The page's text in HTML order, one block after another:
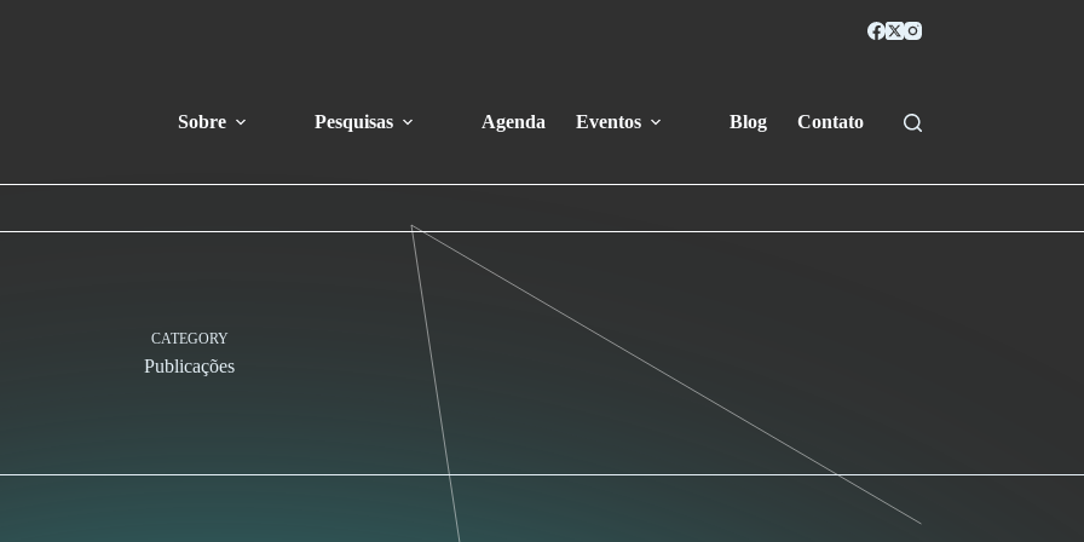
Sobre Pesquisas Agenda Eventos Blog Contato
CATEGORY
Publicações